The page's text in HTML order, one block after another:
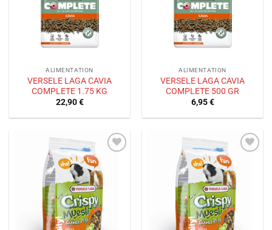
ALIMENTATION
VERSELE LAGA CAVIA
COMPLETE 1.75 KG
22,90€
ALIMENTATION
VERSELE LAGA CAVIA
COMPLETE 500 GR
6,95€
Ajouter
à la liste
souhaits
Ajouter
à la liste
souhaits